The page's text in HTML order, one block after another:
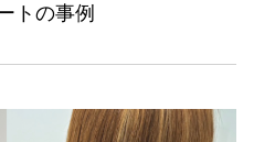
トの事例